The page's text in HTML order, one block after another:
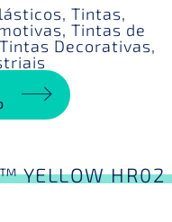
, Tintas,
, Tintas de
Tintas Decorativas,
YELLOW HR02